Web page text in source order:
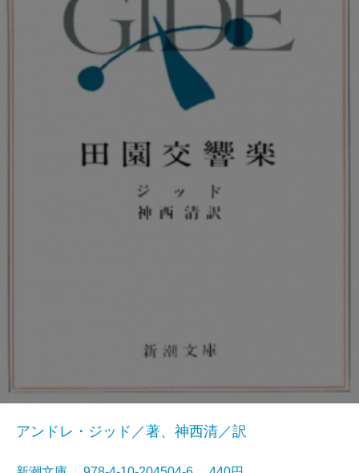
アンドレ・ジッド／著、神西清／訳